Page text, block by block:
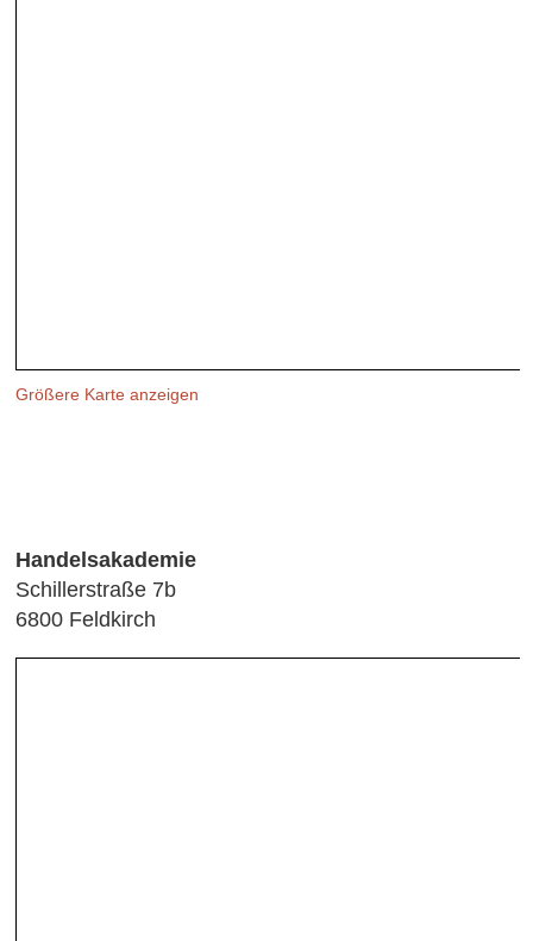
Größere Karte anzeigen
Handelsakademie
Schillerstraße 7b
6800 Feldkirch